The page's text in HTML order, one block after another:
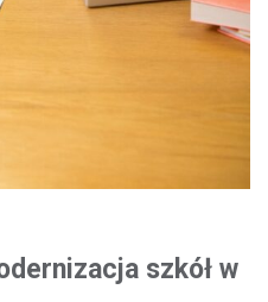
szkół w